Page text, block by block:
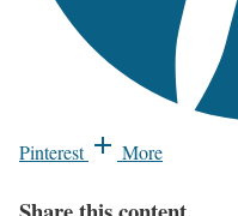
Pinterest More